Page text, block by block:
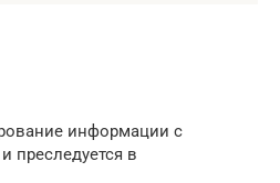
информации с
и преследуется в